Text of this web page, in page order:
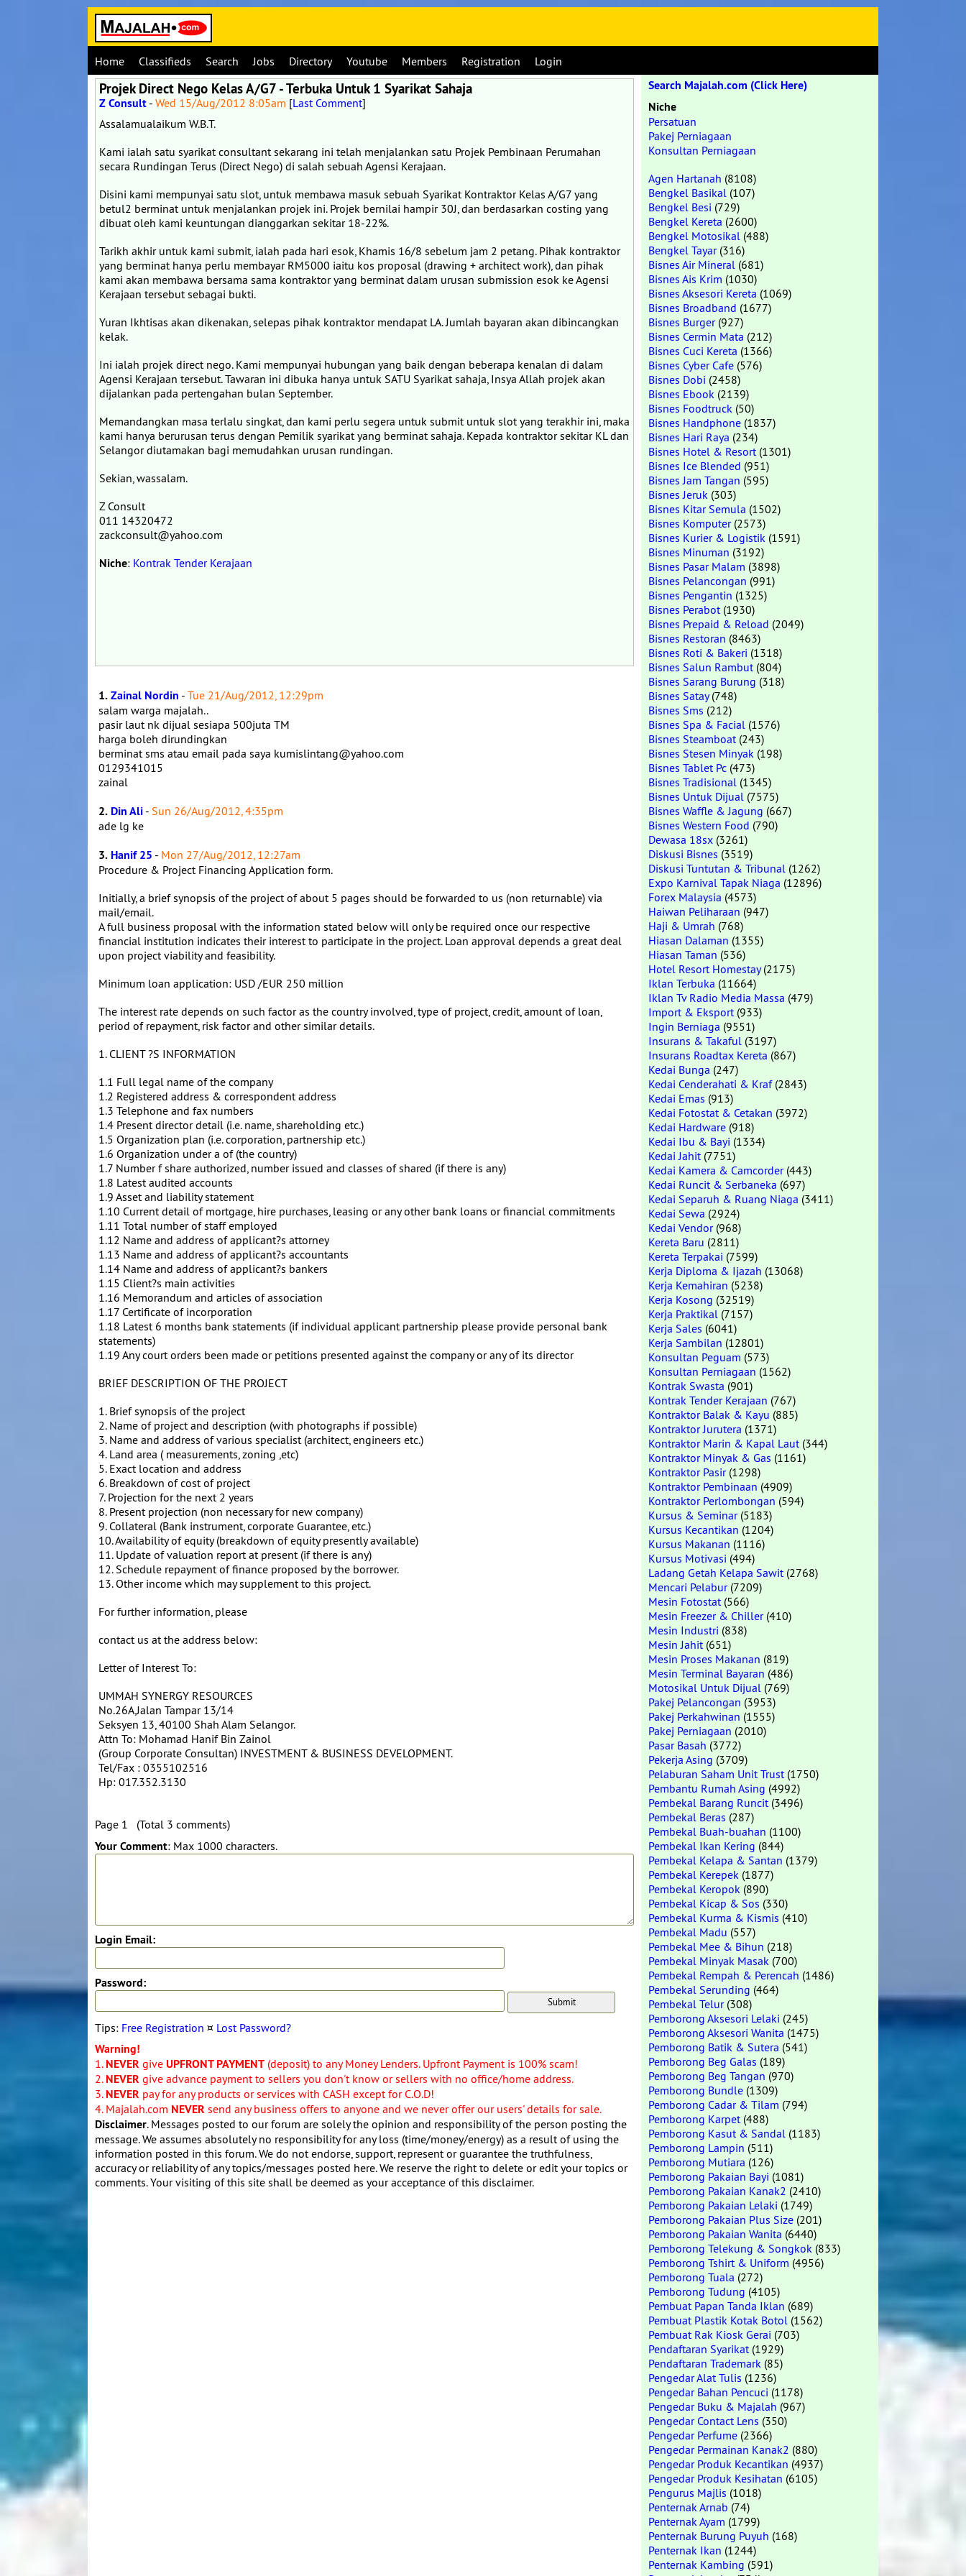
Home Classifieds Search Jobs Directory Youtube Members Registration Login
Projek Direct Nego Kelas A/G7 - Terbuka Untuk 1 Syarikat Sahaja
Z Consult - Wed 15/Aug/2012 8:05am [Last Comment]
Assalamualaikum W.B.T.
Kami ialah satu syarikat consultant sekarang ini telah menjalankan satu Projek Pembinaan Perumahan
secara Rundingan Terus (Direct Nego) di salah sebuah Agensi Kerajaan.
Disini kami mempunyai satu slot, untuk membawa masuk sebuah Syarikat Kontraktor Kelas A/G7 yang
betul2 berminat untuk menjalankan projek ini. Projek bernilai hampir 30J, dan berdasarkan costing yang
dibuat oleh kami keuntungan dianggarkan sekitar 18-22%.
Tarikh akhir untuk kami submit, ialah pada hari esok, Khamis 16/8 sebelum jam 2 petang. Pihak kontraktor
yang berminat hanya perlu membayar RM5000 iaitu kos proposal (drawing + architect work), dan pihak
kami akan membawa bersama sama kontraktor yang berminat dalam urusan submission esok ke Agensi
Kerajaan tersebut sebagai bukti.
Yuran Ikhtisas akan dikenakan, selepas pihak kontraktor mendapat LA. Jumlah bayaran akan dibincangkan
kelak.
Ini ialah projek direct nego. Kami mempunyai hubungan yang baik dengan beberapa kenalan di dalam
Agensi Kerajaan tersebut. Tawaran ini dibuka hanya untuk SATU Syarikat sahaja, Insya Allah projek akan
dijalankan pada pertengahan bulan September.
Memandangkan masa terlalu singkat, dan kami perlu segera untuk submit untuk slot yang terakhir ini, maka
kami hanya berurusan terus dengan Pemilik syarikat yang berminat sahaja. Kepada kontraktor sekitar KL dan
Selangor diutamakan bagi memudahkan urusan rundingan.
Sekian, wassalam.
Z Consult
011 14320472
zackconsult@yahoo.com
Niche: Kontrak Tender Kerajaan
1.Zainal Nordin - Tue 21/Aug/2012, 12:29pm
salam warga majalah..
pasir laut nk dijual sesiapa 500juta TM
harga boleh dirundingkan
berminat sms atau email pada saya kumislintang@yahoo.com
0129341015
zainal
2. Din Ali - Sun 26/Aug/2012, 4:35pm
ade lg ke
3. Hanif 25 - Mon 27/Aug/2012, 12:27am
Procedure & Project Financing Application form.
Initially, a brief synopsis of the project of about 5 pages should be forwarded to us (non returnable) via
mail/email.
A full business proposal with the information stated below will only be required once our respective
financial institution indicates their interest to participate in the project. Loan approval depends a great deal
upon project viability and feasibility.
Minimum loan application: USD /EUR 250 million
The interest rate depends on such factor as the country involved, type of project, credit, amount of loan,
period of repayment, risk factor and other similar details.
1. CLIENT ?S INFORMATION
1.1 Full legal name of the company
1.2 Registered address & correspondent address
1.3 Telephone and fax numbers
1.4 Present director detail (i.e. name, shareholding etc.)
1.5 Organization plan (i.e. corporation, partnership etc.)
1.6 Organization under a of (the country)
1.7 Number f share authorized, number issued and classes of shared (if there is any)
1.8 Latest audited accounts
1.9 Asset and liability statement
1.10 Current detail of mortgage, hire purchases, leasing or any other bank loans or financial commitments
1.11 Total number of staff employed
1.12 Name and address of applicant?s attorney
1.13 Name and address of applicant?s accountants
1.14 Name and address of applicant?s bankers
1.15 Client?s main activities
1.16 Memorandum and articles of association
1.17 Certificate of incorporation
1.18 Latest 6 months bank statements (if individual applicant partnership please provide personal bank
statements)
1.19 Any court orders been made or petitions presented against the company or any of its director
BRIEF DESCRIPTION OF THE PROJECT
1. Brief synopsis of the project
2. Name of project and description (with photographs if possible)
3. Name and address of various specialist (architect, engineers etc.)
4. Land area ( measurements, zoning ,etc)
5. Exact location and address
6. Breakdown of cost of project
7. Projection for the next 2 years
8. Present projection (non necessary for new company)
9. Collateral (Bank instrument, corporate Guarantee, etc.)
10. Availability of equity (breakdown of equity presently available)
11. Update of valuation report at present (if there is any)
12. Schedule repayment of finance proposed by the borrower.
13. Other income which may supplement to this project.
For further information, please
contact us at the address below:
Letter of Interest To:
UMMAH SYNERGY RESOURCES
No.26A,Jalan Tampar 13/14
Seksyen 13, 40100 Shah Alam Selangor.
Attn To: Mohamad Hanif Bin Zainol
(Group Corporate Consultan) INVESTMENT & BUSINESS DEVELOPMENT.
Tel/Fax : 0355102516
Hp: 017.352.3130
Page 1 (Total 3 comments)
Your Comment: Max 1000 characters.
Login Email:
Password:
Tips: Free Registration ¤ Lost Password?
Warning!
1. NEVER give UPFRONT PAYMENT (deposit) to any Money Lenders. Upfront Payment is 100% scam!
2. NEVER give advance payment to sellers you don't know or sellers with no office/home address.
3. NEVER pay for any products or services with CASH except for C.O.D!
4. Majalah.com NEVER send any business offers to anyone and we never offer our users' details for sale.
Disclaimer. Messages posted to our forum are solely the opinion and responsibility of the person posting the
message. We assumes absolutely no responsibility for any loss (time/money/energy) as a result of using the
information posted in this forum. We do not endorse, support, represent or guarantee the truthfulness,
accuracy or reliability of any topics/messages posted here. We reserve the right to delete or edit your topics or
comments. Your visiting of this site shall be deemed as your acceptance of this disclaimer.
Search Majalah.com (Click Here)
Niche
Persatuan
Pakej Perniagaan
Konsultan Perniagaan
Agen Hartanah (8108)
Bengkel Basikal (107)
Bengkel Besi (729)
Bengkel Kereta (2600)
Bengkel Motosikal (488)
Bengkel Tayar(316)
Bisnes Air Mineral (681)
Bisnes Ais Krim (1030)
Bisnes Aksesori Kereta (1069)
Bisnes Broadband (1677)
Bisnes Burger(927)
Bisnes Cermin Mata (212)
Bisnes Cuci Kereta (1366)
Bisnes Cyber Cafe (576)
Bisnes Dobi (2458)
Bisnes Ebook (2139)
Bisnes Foodtruck (50)
Bisnes Handphone (1837)
Bisnes Hari Raya (234)
Bisnes Hotel & Resort(1301)
Bisnes Ice Blended (951)
Bisnes Jam Tangan (595)
Bisnes Jeruk (303)
Bisnes Kitar Semula (1502)
Bisnes Komputer(2573)
Bisnes Kurier & Logistik (1591)
Bisnes Minuman (3192)
Bisnes Pasar Malam (3898)
Bisnes Pelancongan (991)
Bisnes Pengantin (1325)
Bisnes Perabot(1930)
Bisnes Prepaid & Reload (2049)
Bisnes Restoran (8463)
Bisnes Roti & Bakeri (1318)
Bisnes Salun Rambut(804)
Bisnes Sarang Burung (318)
Bisnes Satay(748)
Bisnes Sms (212)
Bisnes Spa & Facial (1576)
Bisnes Steamboat(243)
Bisnes Stesen Minyak (198)
Bisnes Tablet Pc (473)
Bisnes Tradisional (1345)
Bisnes Untuk Dijual (7575)
Bisnes Waffle & Jagung (667)
Bisnes Western Food (790)
Dewasa 18sx (3261)
Diskusi Bisnes (3519)
Diskusi Tuntutan & Tribunal (1262)
Expo Karnival Tapak Niaga (12896)
Forex Malaysia (4573)
Haiwan Peliharaan (947)
Haji & Umrah (768)
Hiasan Dalaman (1355)
Hiasan Taman (536)
Hotel Resort Homestay(2175)
Iklan Terbuka (11664)
Iklan Tv Radio Media Massa (479)
Import & Eksport(933)
Ingin Berniaga (9551)
Insurans & Takaful (3197)
Insurans Roadtax Kereta (867)
Kedai Bunga (247)
Kedai Cenderahati & Kraf(2843)
Kedai Emas (913)
Kedai Fotostat & Cetakan (3972)
Kedai Hardware (918)
Kedai Ibu & Bayi (1334)
Kedai Jahit(7751)
Kedai Kamera & Camcorder(443)
Kedai Runcit & Serbaneka (697)
Kedai Separuh & Ruang Niaga (3411)
Kedai Sewa (2924)
Kedai Vendor(968)
Kereta Baru (2811)
Kereta Terpakai (7599)
Kerja Diploma & Ijazah (13068)
Kerja Kemahiran (5238)
Kerja Kosong (32519)
Kerja Praktikal (7157)
Kerja Sales (6041)
Kerja Sambilan (12801)
Konsultan Peguam (573)
Konsultan Perniagaan (1562)
Kontrak Swasta (901)
Kontrak Tender Kerajaan (767)
Kontraktor Balak & Kayu (885)
Kontraktor Jurutera (1371)
Kontraktor Marin & Kapal Laut(344)
Kontraktor Minyak & Gas (1161)
Kontraktor Pasir(1298)
Kontraktor Pembinaan (4909)
Kontraktor Perlombongan (594)
Kursus & Seminar(5183)
Kursus Kecantikan (1204)
Kursus Makanan (1116)
Kursus Motivasi (494)
Ladang Getah Kelapa Sawit(2768)
Mencari Pelabur(7209)
Mesin Fotostat(566)
Mesin Freezer & Chiller(410)
Mesin Industri (838)
Mesin Jahit(651)
Mesin Proses Makanan (819)
Mesin Terminal Bayaran (486)
Motosikal Untuk Dijual (769)
Pakej Pelancongan (3953)
Pakej Perkahwinan (1555)
Pakej Perniagaan (2010)
Pasar Basah (3772)
Pekerja Asing (3709)
Pelaburan Saham Unit Trust(1750)
Pembantu Rumah Asing (4992)
Pembekal Barang Runcit(3496)
Pembekal Beras (287)
Pembekal Buah-buahan (1100)
Pembekal Ikan Kering (844)
Pembekal Kelapa & Santan (1379)
Pembekal Kerepek (1877)
Pembekal Keropok (890)
Pembekal Kicap & Sos (330)
Pembekal Kurma & Kismis (410)
Pembekal Madu (557)
Pembekal Mee & Bihun (218)
Pembekal Minyak Masak (700)
Pembekal Rempah & Perencah (1486)
Pembekal Serunding (464)
Pembekal Telur(308)
Pemborong Aksesori Lelaki (245)
Pemborong Aksesori Wanita (1475)
Pemborong Batik & Sutera (541)
Pemborong Beg Galas (189)
Pemborong Beg Tangan (970)
Pemborong Bundle (1309)
Pemborong Cadar & Tilam (794)
Pemborong Karpet(488)
Pemborong Kasut & Sandal (1183)
Pemborong Lampin (511)
Pemborong Mutiara (126)
Pemborong Pakaian Bayi (1081)
Pemborong Pakaian Kanak2 (2410)
Pemborong Pakaian Lelaki (1749)
Pemborong Pakaian Plus Size (201)
Pemborong Pakaian Wanita (6440)
Pemborong Telekung & Songkok (833)
Pemborong Tshirt & Uniform (4956)
Pemborong Tuala (272)
Pemborong Tudung (4105)
Pembuat Papan Tanda Iklan (689)
Pembuat Plastik Kotak Botol (1562)
Pembuat Rak Kiosk Gerai (703)
Pendaftaran Syarikat(1929)
Pendaftaran Trademark (85)
Pengedar Alat Tulis (1236)
Pengedar Bahan Pencuci (1178)
Pengedar Buku & Majalah (967)
Pengedar Contact Lens (350)
Pengedar Perfume (2366)
Pengedar Permainan Kanak2 (880)
Pengedar Produk Kecantikan (4937)
Pengedar Produk Kesihatan (6105)
Pengurus Majlis (1018)
Penternak Arnab (74)
Penternak Ayam (1799)
Penternak Burung Puyuh (168)
Penternak Ikan (1244)
Penternak Kambing (591)